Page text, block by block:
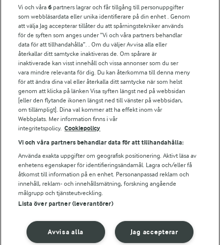
För ägare
Arlas kundportal
Arla.com
Falbygdens Ost
Arla webbshop
Bildbank
Följ oss
© 2026 Arla Foods
Integritetspolicy
Vi och våra6 partners lagrar och får tillgång till personuppgifter
som webbläsardata eller unika identifierare på din enhet . Genom
att välja Jag accepterar tillåter du att spårningstekniker används
för de syften som anges under ”Vi och våra partners behandlar
data för att tillhandahålla”. . Om du väljer Avvisa alla eller
återkallar ditt samtycke inaktiveras de. Om spårare är
inaktiverade kan visst innehåll och vissa annonser som du ser
vara mindre relevanta för dig. Du kan återkomma till denna meny
för att ändra dina val eller återkalla ditt samtycke när som helst
genom att klicka på länken Visa syften längst ned på webbsidan
[eller den flytande ikonen längst ned till vänster på webbsidan,
om tillämpligt]. Dina val kommer att ha effekt inom vår
Webbplats. Mer information finns i vår
integritetspolicy. Cookiepolicy
Vi och våra partners behandlar data för att tillhandahålla:
Använda exakta uppgifter om geografisk positionering. Aktivt läsa av
enhetens egenskaper för identifieringsändamål. Lagra och/eller få
åtkomst till information på en enhet. Personanpassad reklam och
innehåll, reklam- och innehållsmätning, forskning angående
målgrupp och tjänsteutveckling.
Lista över partner (leverantörer)
Jag accepterar
Avvisa alla